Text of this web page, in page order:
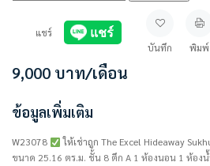
แชร์
บันทึก
พิมพ์
9,000 บาท/เดือน
ข้อมูลเพิ่มเติม
W23078
ให้เช่าถูก The Excel Hideaway
ขนาด 25.16 ตร.ม. ชั้น 8 ตึก A 1 ห้องนอน 1 ห้องน้